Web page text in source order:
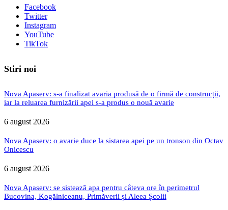
Facebook
Twitter
Instagram
YouTube
TikTok
Stiri noi
Nova Apaserv: s-a finalizat avaria produsă de o firmă de construcții,
iar la reluarea furnizării apei s-a produs o nouă avarie
6 august 2026
Nova Apaserv: o avarie duce la sistarea apei pe un tronson din Octav
Onicescu
6 august 2026
Nova Apaserv: se sistează apa pentru câteva ore în perimetrul
Bucovina, Kogălniceanu, Primăverii și Aleea Școlii